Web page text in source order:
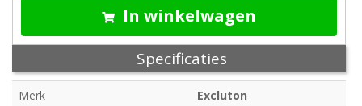
In winkelwagen
Specificaties
Merk
Excluton